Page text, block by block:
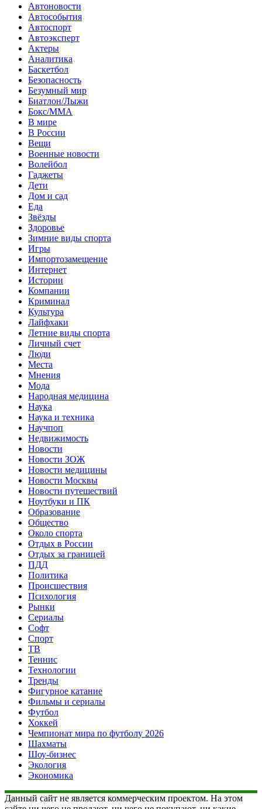
Автоновости
Автособытия
Автоспорт
Автоэксперт
Актеры
Аналитика
Баскетбол
Безопасность
Безумный мир
Биатлон/Лыжи
Бокс/MMA
В мире
В России
Вещи
Военные новости
Волейбол
Гаджеты
Дети
Дом и сад
Еда
Звёзды
Здоровье
Зимние виды спорта
Игры
Импортозамещение
Интернет
Истории
Компании
Криминал
Культура
Лайфхаки
Летние виды спорта
Личный счет
Люди
Места
Мнения
Мода
Народная медицина
Наука
Наука и техника
Научпоп
Недвижимость
Новости
Новости ЗОЖ
Новости медицины
Новости Москвы
Новости путешествий
Ноутбуки и ПК
Образование
Общество
Около спорта
Отдых в России
Отдых за границей
ПДД
Политика
Происшествия
Психология
Рынки
Сериалы
Софт
Спорт
ТВ
Теннис
Технологии
Тренды
Фигурное катание
Фильмы и сериалы
Футбол
Хоккей
Чемпионат мира по футболу 2026
Шахматы
Шоу-бизнес
Экология
Экономика
Данный сайт не является коммерческим проектом. На этом